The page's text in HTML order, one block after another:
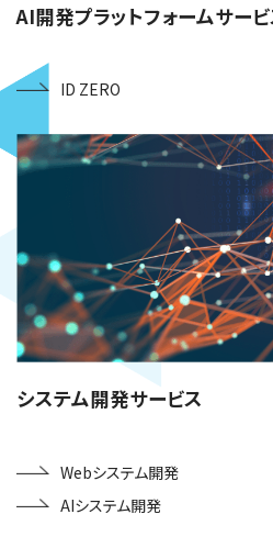
AI開発プラットフォームサービ
ID ZERO
システム開発サービス
Webシステム開発
AIシステム開発